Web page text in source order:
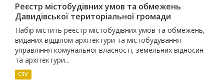
Реєстр містобудівних умов та обмежень
Давидівської територіальної громади
Набір містить реєстр містобудівних умов та обмежень,
виданих відділом архітектури та містобудування
управління комунальної власності, земельних відносин
та архітектури...
CSV